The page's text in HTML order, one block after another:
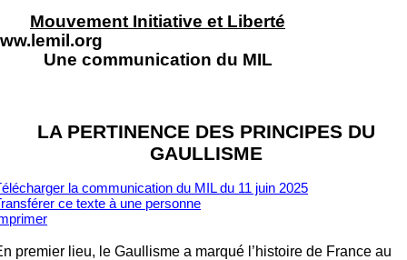
Mouvement Initiative et Liberté
Une communication du MIL
LA PERTINENCE DES PRINCIPES DU
GAULLISME
la communication du MIL du 11 juin 2025
ce texte à une personne
premier lieu, le Gaullisme a marqué l’histoire de France au